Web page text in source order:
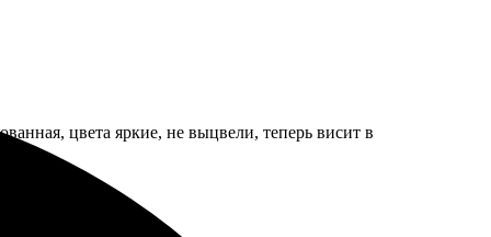
цвета яркие, не выцвели, теперь висит в